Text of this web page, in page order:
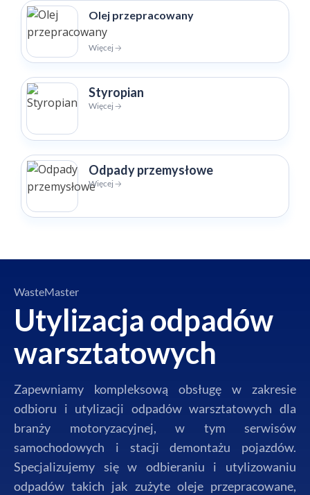
Olej przepracowany
Więcej 🡢
Styropian
Więcej 🡢
Odpady przemysłowe
Więcej 🡢
WasteMaster
Utylizacja odpadów
warsztatowych
Zapewniamy kompleksową obsługę w zakresie
odbioru i utylizacji odpadów warsztatowych dla
branży motoryzacyjnej, w tym serwisów
samochodowych i stacji demontażu pojazdów.
Specjalizujemy się w odbieraniu i utylizowaniu
odpadów takich jak zużyte oleje przepracowane,